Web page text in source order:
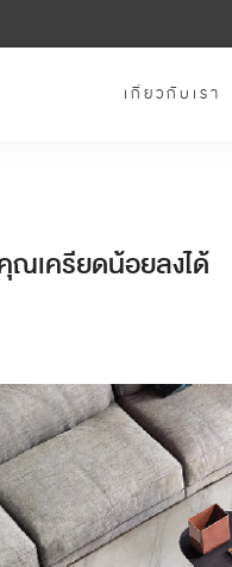
เกี่ยวกับเรา
ณเครียดน้อยลงได้